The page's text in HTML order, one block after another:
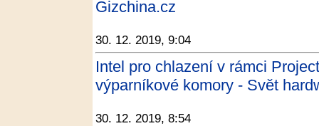
Gizchina.cz
30. 12. 2019, 9:04
Intel pro chlazení v rámci
výparníkové komory - Svět
30. 12. 2019, 8:54